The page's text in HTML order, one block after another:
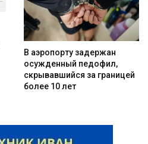
В аэропорту задержан
осужденный педофил,
скрывавшийся за границей
более 10 лет